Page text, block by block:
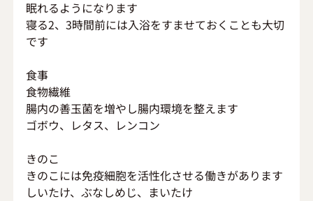
眠れるようになります
寝る2、3時間前には入浴をすませておくことも大切
です
食事
食物繊維
腸内の善玉菌を増やし腸内環境を整えます
ゴボウ、レタス、レンコン
きのこ
きのこには免疫細胞を活性化させる働きがあります
しいたけ、ぶなしめじ、まいたけ